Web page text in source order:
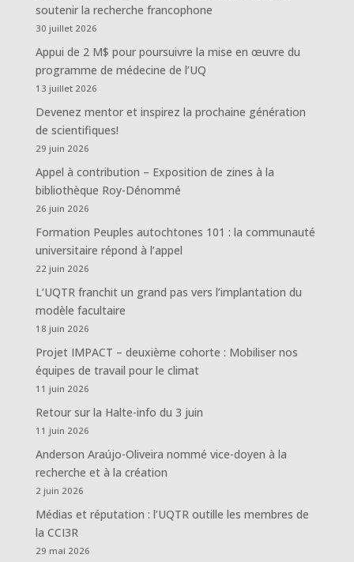
soutenir la recherche francophone
30 juillet 2026
Appui de 2 M$ pour poursuivre la mise en œuvre du
programme de médecine de l’UQ
13 juillet 2026
Devenez mentor et inspirez la prochaine génération
de scientifiques!
29 juin 2026
Appel à contribution – Exposition de zines à la
bibliothèque Roy-Dénommé
26 juin 2026
Formation Peuples autochtones 101 : la communauté
universitaire répond à l’appel
22 juin 2026
L’UQTR franchit un grand pas vers l’implantation du
modèle facultaire
18 juin 2026
Projet IMPACT – deuxième cohorte : Mobiliser nos
équipes de travail pour le climat
11 juin 2026
Retour sur la Halte-info du 3 juin
11 juin 2026
Anderson Araújo-Oliveira nommé vice-doyen à la
recherche et à la création
2 juin 2026
Médias et réputation : l’UQTR outille les membres de
la CCI3R
29 mai 2026